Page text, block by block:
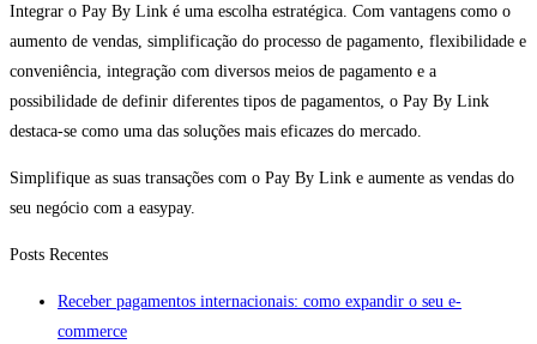
Integrar o Pay By Link é uma escolha estratégica. Com vantagens como o
aumento de vendas, simplificação do processo de pagamento, flexibilidade e
conveniência, integração com diversos meios de pagamento e a
possibilidade de definir diferentes tipos de pagamentos, o Pay By Link
destaca-se como uma das soluções mais eficazes do mercado.
Simplifique as suas transações com o Pay By Link e aumente as vendas do
seu negócio com a easypay.
Posts Recentes
Receber pagamentos internacionais: como expandir o seu e-
commerce